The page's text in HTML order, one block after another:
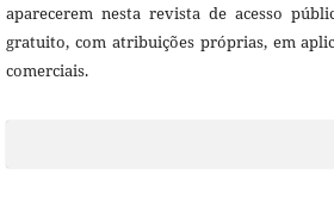
aparecerem nesta revista de acesso
gratuito, com atribuições próprias, em
comerciais.